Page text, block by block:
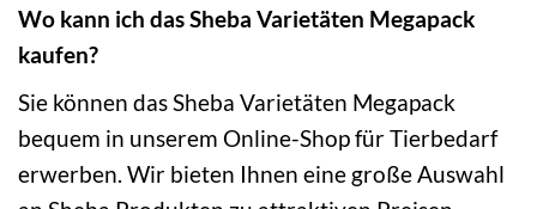
Wo kann ich das Sheba Varietäten Megapack
kaufen?
Sie können das Sheba Varietäten Megapack
bequem in unserem Online-Shop für Tierbedarf
erwerben. Wir bieten Ihnen eine große Auswahl